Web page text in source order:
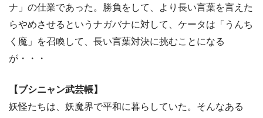
ナ」の仕業であった。勝負をして、より長い言葉を言えた
らやめさせるというナガバナに対して、ケータは「うんち
く魔」を召喚して、長い言葉対決に挑むことになる
が・・・
【ブシニャン武芸帳】
妖怪たちは、妖魔界で平和に暮らしていた。そんなある